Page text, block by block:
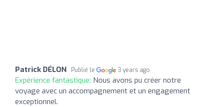
Patrick DÉLON Publié le 3 years ago
Expérience fantastique: Nous avons pu créer notre
voyage avec un accompagnement et un engagement
exceptionnel.